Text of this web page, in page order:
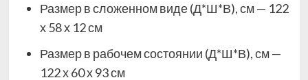
Размер в сложенном виде (Д*Ш*В), см — 122
х 58 х 12 см
Размер в рабочем состоянии (Д*Ш*В), см —
122 х 60 х 93 см